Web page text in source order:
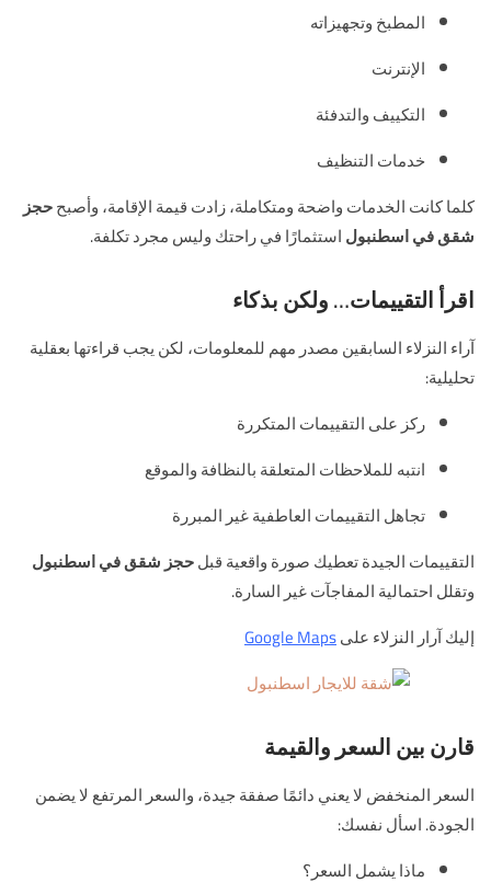
المطبخ وتجهيزاته
الإنترنت
التكييف والتدفئة
خدمات التنظيف
كلما كانت الخدمات واضحة ومتكاملة، زادت قيمة الإقامة، وأصبححجز
شقق في اسطنبولاستثمارًا في راحتك وليس مجرد تكلفة.
اقرأ التقييمات… ولكن بذكاء
آراء النزلاء السابقين مصدر مهم للمعلومات، لكن يجب قراءتها بعقلية
تحليلية:
ركز على التقييمات المتكررة
انتبه للملاحظات المتعلقة بالنظافة والموقع
تجاهل التقييمات العاطفية غير المبررة
التقييمات الجيدة تعطيك صورة واقعية قبلحجز شقق في اسطنبول
وتقلل احتمالية المفاجآت غير السارة.
إليك آرار النزلاء علىGoogle Maps
قارن بين السعر والقيمة
السعر المنخفض لا يعني دائمًا صفقة جيدة، والسعر المرتفع لا يضمن
الجودة. اسأل نفسك:
ماذا يشمل السعر؟